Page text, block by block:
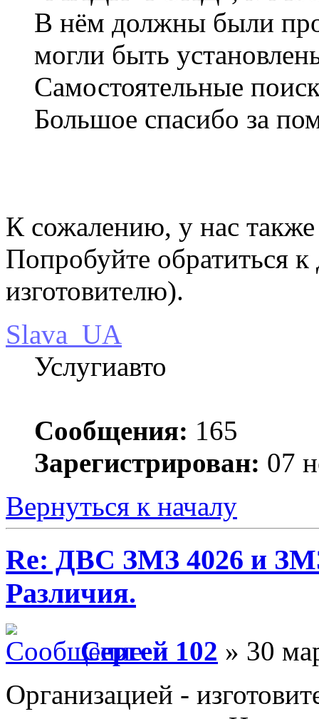
В нём должны были
могли быть
Самостоятельные
Большое спасибо за
К сожалению, у нас
Попробуйте обратиться
изготовителю).
Slava_UA
Услугиавто
Сообщения: 165
Зарегистрирован: 07
Вернуться к началу
Re: ДВС ЗМЗ 4026 и
Различия.
Сергей 102 » 30
Организацией -